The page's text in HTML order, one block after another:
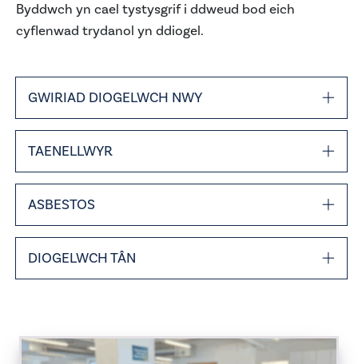
GWIRIAD DIOGELWCH NWY
TAENELLWYR
ASBESTOS
DIOGELWCH TÂN
Byddwch yn cael tystysgrif i ddweud bod eich
cyflenwad trydanol yn ddiogel.
unwaith y flwyddyn
bob blwyddyn
cysylltwch â ni
rhowch wybod am hyn i Beacon.